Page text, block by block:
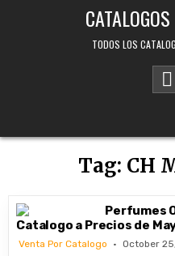
TODOS LOS
Tag: CH
Perfumes
Catalogo a Precios de
Venta Por Catalogo October